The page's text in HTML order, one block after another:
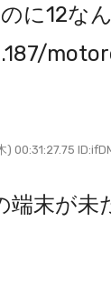
に12な
) 00:31:27.75
端末が未